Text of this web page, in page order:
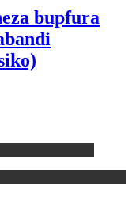
bupfura